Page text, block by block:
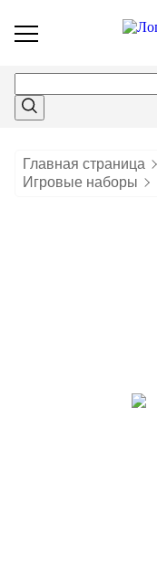
Открыть
Главная страница
Игровые наборы